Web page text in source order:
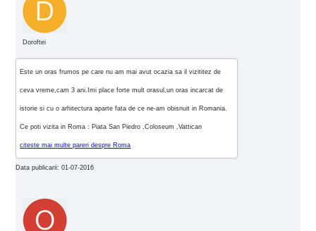
Doroftei
Este un oras frumos pe care nu am mai avut ocazia sa il vizititez de
ceva vreme,cam 3 ani.Imi place forte mult orasul,un oras incarcat de
istorie si cu o arhitectura aparte fata de ce ne-am obisnuit in Romania.
Ce poti vizita in Roma : Piata San Piedro ,Coloseum ,Vattican
citeste mai multe pareri despre Roma
Data publicarii: 01-07-2016